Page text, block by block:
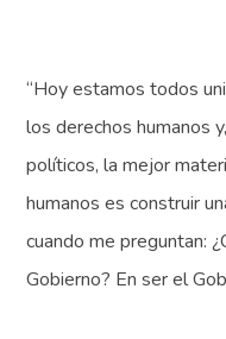
“Hoy estamos todos
los derechos humanos
políticos, la mejor
humanos es construir
cuando me preguntan:
Gobierno? En ser el